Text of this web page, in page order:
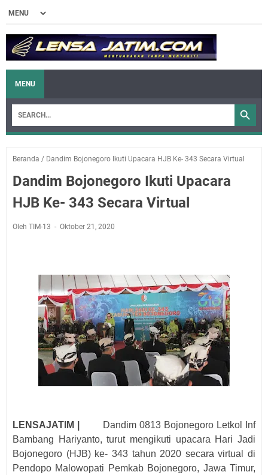
MENU
Beranda / Dandim Bojonegoro Ikuti Upacara HJB Ke- 343 Secara Virtual
Dandim Bojonegoro Ikuti Upacara
HJB Ke- 343 Secara Virtual
Oleh TIM-13 Oktober 21, 2020
LENSAJATIM |
Dandim 0813 Bojonegoro Letkol Inf
Bambang Hariyanto, turut mengikuti upacara Hari Jadi
Bojonegoro (HJB) ke- 343 tahun 2020 secara virtual di
Pendopo Malowopati Pemkab Bojonegoro, Jawa Timur,